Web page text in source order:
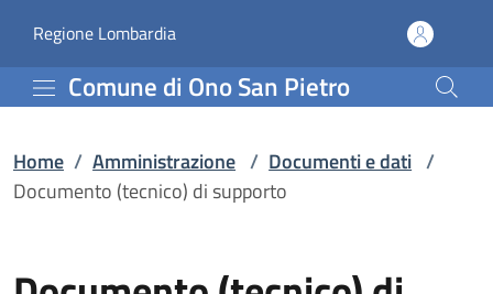
Documento (tecnico) di
Regione Lombardia(apre in un'altra scheda).
Comune di Ono San Pietro
Home / Amministrazione / Documenti e dati /
Documento (tecnico) di supporto